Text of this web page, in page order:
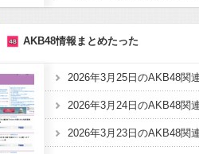
AKB48情報まとめたった
2026年3月25日のAKB48関
2026年3月24日のAKB48関
2026年3月23日のAKB48関